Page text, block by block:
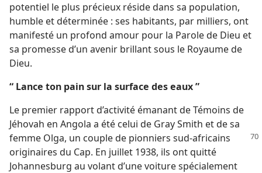
potentiel le plus précieux réside dans sa population,
humble et déterminée : ses habitants, par milliers, ont
manifesté un profond amour pour la Parole de Dieu et
sa promesse d’un avenir brillant sous le Royaume de
Dieu.
“ Lance ton pain sur la surface des eaux ”
Le premier rapport d’activité émanant de Témoins de
Jéhovah en Angola a été celui de Gray Smith et de sa
femme Olga, un couple de pionniers sud-africains
originaires du Cap. En juillet 1938, ils ont quitté
Johannesburg au volant d’une voiture spécialement